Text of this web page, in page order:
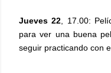
Jueves 22 , 17.00:
para ver una buena
seguir practicando con